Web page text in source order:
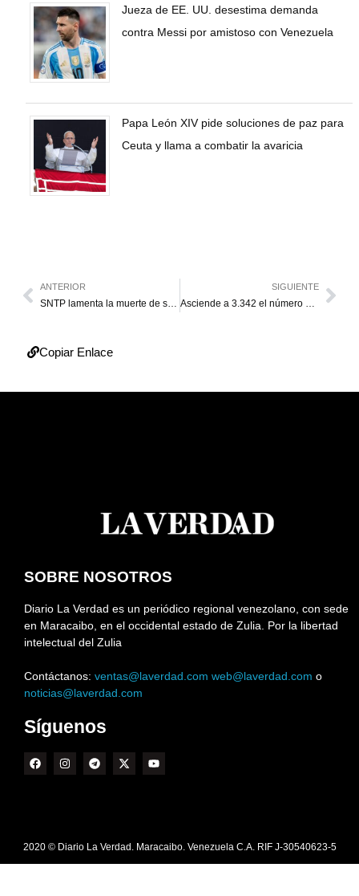
Jueza de EE. UU. desestima demanda
contra Messi por amistoso con Venezuela
Papa León XIV pide soluciones de paz para
Ceuta y llama a combatir la avaricia
ANTERIOR
SNTP lamenta la muerte de siete periodistas por el doble terremoto
SIGUIENTE
Asciende a 3.342 el número de muertos y a 16.740 los heridos por los sismos
Copiar Enlace
SOBRE NOSOTROS
Diario La Verdad es un periódico regional venezolano, con sede
en Maracaibo, en el occidental estado de Zulia. Por la libertad
intelectual del Zulia
Contáctanos: ventas@laverdad.com web@laverdad.com o
noticias@laverdad.com
Síguenos
2020 © Diario La Verdad. Maracaibo. Venezuela C.A. RIF J-30540623-5